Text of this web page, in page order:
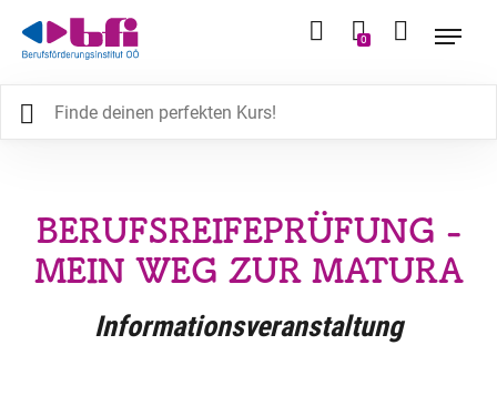
0
BERUFSREIFEPRÜFUNG -
MEIN WEG ZUR MATURA
Informationsveranstaltung